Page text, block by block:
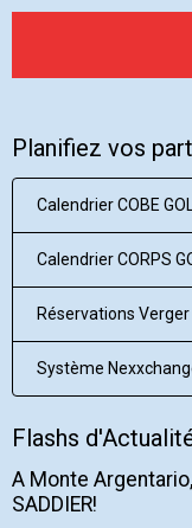
Planifiez vos
Calendrier COBE
Calendrier CORPS
Réservations Verger
Système
Flashs
A Monte
SADDIER!